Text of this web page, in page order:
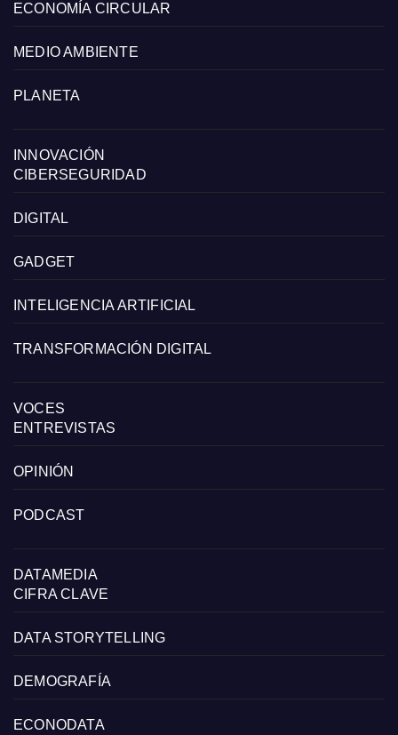
ECONOMÍA CIRCULAR
MEDIO AMBIENTE
PLANETA
INNOVACIÓN
CIBERSEGURIDAD
DIGITAL
GADGET
INTELIGENCIA ARTIFICIAL
TRANSFORMACIÓN DIGITAL
VOCES
ENTREVISTAS
OPINIÓN
PODCAST
DATAMEDIA
CIFRA CLAVE
DATA STORYTELLING
DEMOGRAFÍA
ECONODATA